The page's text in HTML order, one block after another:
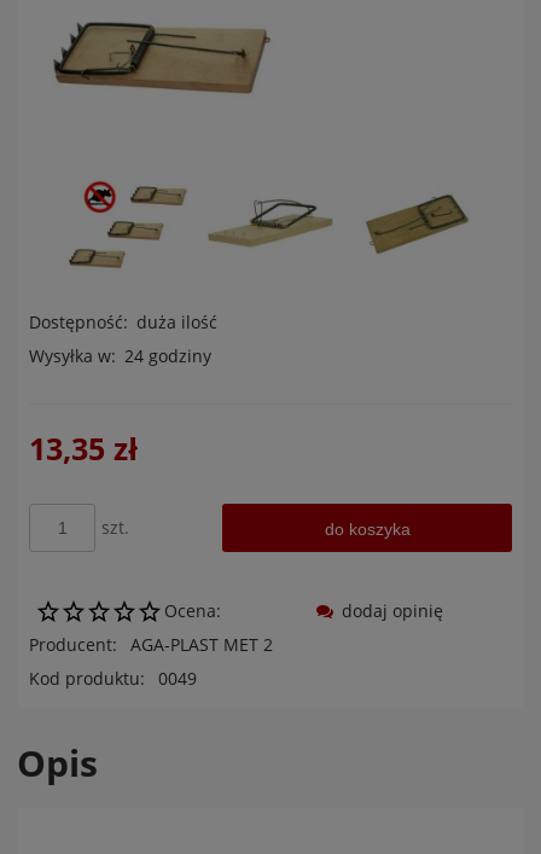
Dostępność: duża ilość
Wysyłka w: 24 godziny
13,35 zł
szt. do koszyka
Ocena:
Producent:
AGA-PLAST MET 2
Kod produktu:
0049
dodaj opinię
Opis